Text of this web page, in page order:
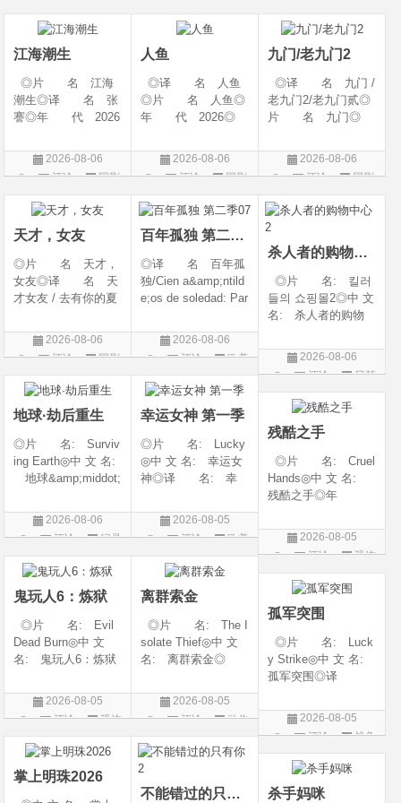
汉语普通话◎上映
日期: 202
片
链接 https://movie.
douban.com/s
片
情 / 爱情◎语 言:
汉语普通话◎上映
江海潮生
◎片 名 江海
潮生◎译 名 张
謇◎年 代 2026
陆◎类 别 传记
/ 历史 / 古装◎语
上映日期 2026-07-
20(中国大陆)◎
2026-08-06
评论
国剧
人鱼
◎译 名 人鱼
◎片 名 人鱼◎
年 代 2026◎
◎类 别 剧情 /
悬疑◎语 言 汉
期 2026-08-04(中国
大陆)◎IMDb链接 t
2026-08-06
评论
国剧
九门/老九门2
◎译 名 九门 /
老九门2/老九门贰◎
片 名 九门◎
产 地 中国大陆
◎类 别 剧情 /
言 汉语普通话◎上
映日期 2026-07
2026-08-06
评论
国剧
天才，女友
◎片 名 天才，
女友◎译 名 天
才女友 / 去有你的夏
年 代 2026◎
产 地 中国大陆
爱情◎语 言 汉
语普通话◎上映日期
2026-08-06
评论
国剧
百年孤独 第二季07
◎译 名 百年孤
独/Cien a&amp;ntild
e;os de soledad: Par
ears of Solitude/One
Hundred Years of So
寂/百年孤寂：第一
部(台)/百年孤
2026-08-06
评论
欧美
剧
杀人者的购物中心2
◎片 名: 킬러
들의 쇼핑몰2◎中 文
名: 杀人者的购物
A Shop for Killers S
2 / A Shop for Killers
代: 2026◎产
地: 韩国
2026-08-06
评论
日韩
剧
地球·劫后重生
◎片 名: Surviv
ing Earth◎中 文 名:
地球&amp;middot;
名: 幸存地球◎
年 代: 2026◎
类 别: 纪录片
◎语 言: 英语
◎上映
2026-08-06
评论
纪录
片
幸运女神 第一季
◎片 名: Lucky
◎中 文 名: 幸运女
神◎译 名: 幸
6◎产 地: 美国
◎类 别: 剧情 /
英语◎上映日期: 2
026-07-15(美国)
2026-08-05
评论
欧美
剧
残酷之手
◎片 名: Cruel
Hands◎中 文 名:
残酷之手◎年
地: 澳大利亚◎
类 别: 惊悚 / 恐
语◎上映日期: 202
6-07-24(澳大利亚)
2026-08-05
评论
恐怖
片
鬼玩人6：炼狱
◎片 名: Evil
Dead Burn◎中 文
名: 鬼玩人6：炼狱
焚场(台) / 鬼玩人6：
燃烧 / 鬼玩人崛起衍
2026◎产 地:
美国◎类 别:
2026-08-05
评论
恐怖
片
离群索金
◎片 名: The I
solate Thief◎中 文
名: 离群索金◎
产 地: 美国◎
类 别: 西部◎
上映日期: 2026-07-
10(美国)◎IMDb评分
2026-08-05
评论
动作
片
孤军突围
◎片 名: Luck
y Strike◎中 文 名:
孤军突围◎译
年 代: 2026◎
产 地: 美国◎
作 / 战争◎语 言:
英语◎上映日
2026-08-05
评论
战争
片
掌上明珠2026
不能错过的只有你2 杀手妈咪